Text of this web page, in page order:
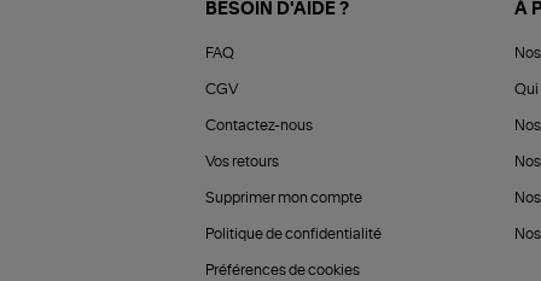
BESOIN D'AIDE ?
FAQ
CGV
Contactez-nous
Vos retours
Supprimer mon compte
Politique de confidentialité
Préférences de cookies
À
Qui